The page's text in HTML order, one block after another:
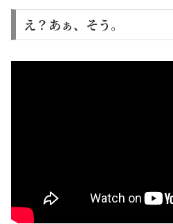
え？あぁ、そう。